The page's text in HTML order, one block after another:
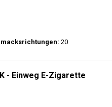
20
- Einweg E-Zigarette